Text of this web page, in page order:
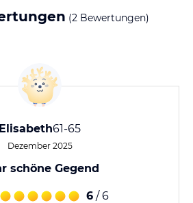
(2 Bewertungen)
Elisabeth61-65
Dezember 2025
schöne Gegend
6 / 6